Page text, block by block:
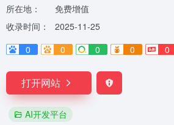
所在地：
免费增值
收录时间：
2025-11-25
0
0 0 0 0
打开网站
AI开发平台